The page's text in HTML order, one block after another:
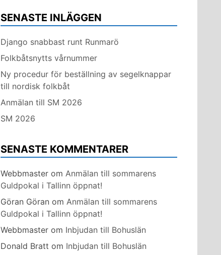
SENASTE INLÄGGEN
Django snabbast runt Runmarö
Folkbåtsnytts vårnummer
Ny procedur för beställning av segelknappar
till nordisk folkbåt
Anmälan till SM 2026
SM 2026
SENASTE KOMMENTARER
Webbmaster om Anmälan till sommarens
Guldpokal i Tallinn öppnat!
Göran Göran om Anmälan till sommarens
Guldpokal i Tallinn öppnat!
Webbmaster om Inbjudan till Bohuslän
Donald Bratt om Inbjudan till Bohuslän